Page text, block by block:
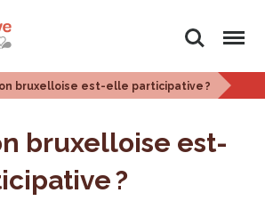
Search Menu
bruxelloise est-elle participative ?
bruxelloise est-
?